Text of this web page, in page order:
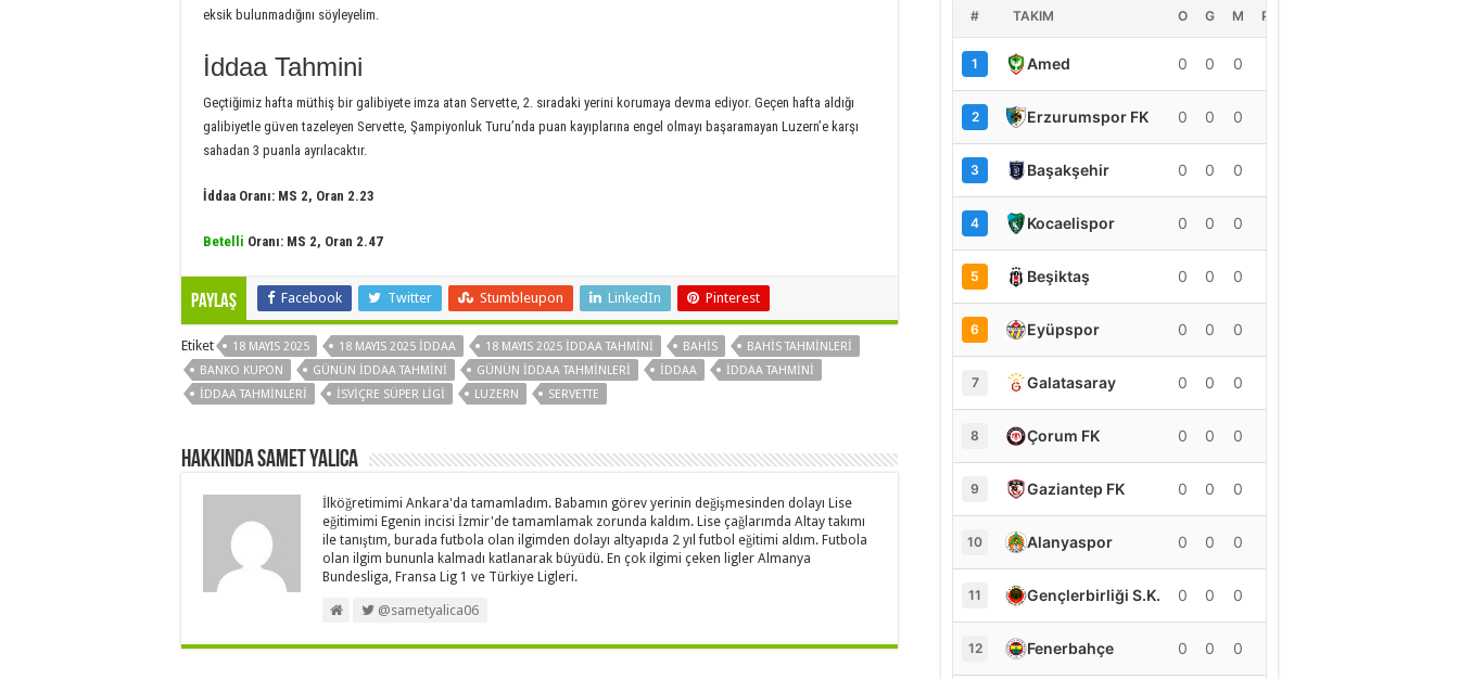
eksik bulunmadığını söyleyelim.
İddaa Tahmini
Geçtiğimiz hafta müthiş bir galibiyete imza atan Servette, 2. sıradaki yerini korumaya devma ediyor. Geçen hafta aldığı
galibiyetle güven tazeleyen Servette, Şampiyonluk Turu’nda puan kayıplarına engel olmayı başaramayan Luzern’e karşı
sahadan 3 puanla ayrılacaktır.
İddaa Oranı: MS 2, Oran 2.23
Betelli Oranı: MS 2, Oran 2.47
Paylaş Facebook Twitter Stumbleupon LinkedIn Pinterest
Etiket 18 MAYIS 2025 18 MAYIS 2025 İDDAA 18 MAYIS 2025 İDDAA TAHMINI BAHIS
BAHIS TAHMINLERI
BANKO KUPON
GÜNÜN IDDAA TAHMINI GÜNÜN IDDAA TAHMINLERI IDDAA
IDDAA TAHMINI
IDDAA TAHMINLERI
İSVIÇRE SÜPER LIGI LUZERN SERVETTE
Hakkında Samet Yalica
İlköğretimimi Ankara'da tamamladım. Babamın görev yerinin değişmesinden dolayı Lise
eğitimimi Egenin incisi İzmir'de tamamlamak zorunda kaldım. Lise çağlarımda Altay takımı
ile tanıştım, burada futbola olan ilgimden dolayı altyapıda 2 yıl futbol eğitimi aldım. Futbola
olan ilgim bununla kalmadı katlanarak büyüdü. En çok ilgimi çeken ligler Almanya
Bundesliga, Fransa Lig 1 ve Türkiye Ligleri.
@sametyalica06
# TAKIM O G M PUAN
1 Amed 0 0 0
2 Erzurumspor FK 0 0 0
3 Başakşehir 0 0 0
4 Kocaelispor 0 0 0
5 Beşiktaş 0 0 0
6 Eyüpspor 0 0 0
7 Galatasaray 0 0 0
8 Çorum FK 0 0 0
9 Gaziantep FK 0 0 0
10 Alanyaspor 0 0 0
11 Gençlerbirliği S.K. 0 0 0
12 Fenerbahçe 0 0 0